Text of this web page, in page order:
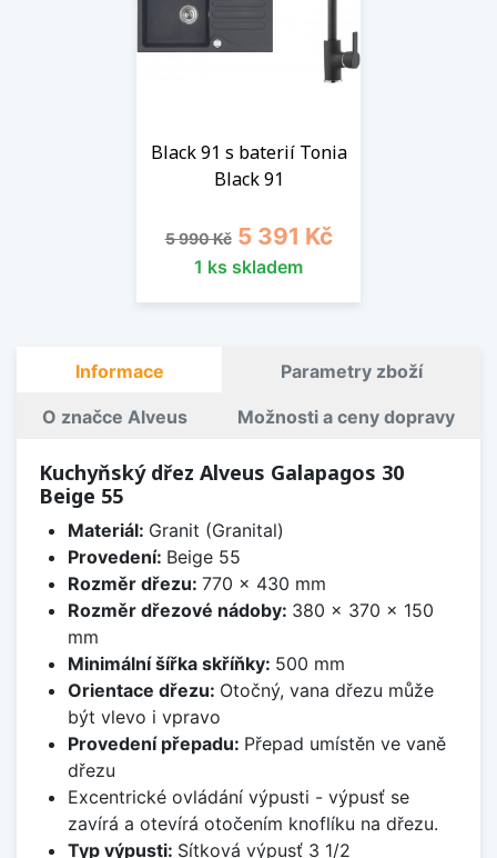
Black 91 s baterií Tonia
Black 91
Běžná cena
5 990 Kč Cena
5 391 Kč
1 ks skladem
Informace Parametry zboží
O značce Alveus Možnosti a ceny dopravy
Kuchyňský dřez Alveus Galapagos 30
Beige 55
Materiál: Granit (Granital)
Provedení: Beige 55
Rozměr dřezu: 770 x 430 mm
Rozměr dřezové nádoby: 380 x 370 x 150
mm
Minimální šířka skříňky: 500 mm
Orientace dřezu: Otočný, vana dřezu může
být vlevo i vpravo
Provedení přepadu: Přepad umístěn ve vaně
dřezu
Excentrické ovládání výpusti - výpusť se
zavírá a otevírá otočením knoflíku na dřezu.
Typ výpusti: Sítková výpusť 3 1/2